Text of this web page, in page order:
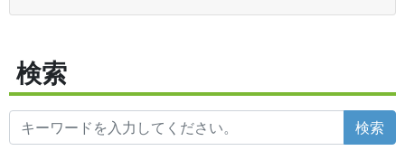
検索
検索